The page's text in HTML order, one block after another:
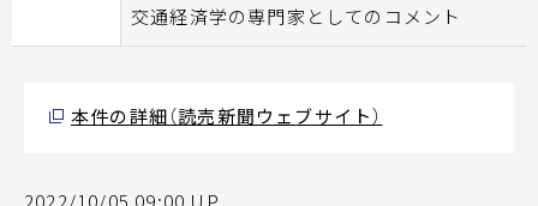
交通経済学の専門家としてのコメント
本件の詳細（読売新聞ウェブサイト）